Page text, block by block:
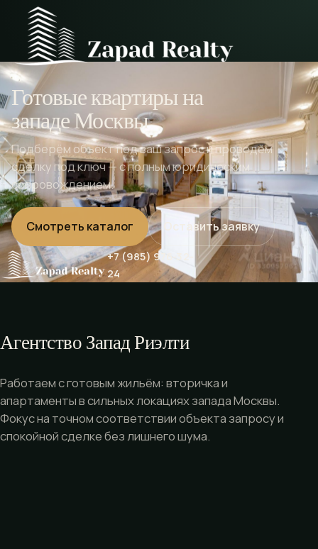
+7 (985) 976-32-
24
Готовые квартиры на
западе Москвы
Подберём объект под ваш запрос и проведём
сделку под ключ — с полным юридическим
сопровождением.
Смотреть каталог Оставить заявку
Агентство Запад Риэлти
Работаем с готовым жильём: вторичка и
апартаменты в сильных локациях запада Москвы.
Фокус на точном соответствии объекта запросу и
спокойной сделке без лишнего шума.